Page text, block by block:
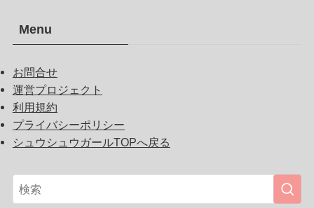
Menu
お問合せ
運営プロジェクト
利用規約
プライバシーポリシー
シュウシュウガールTOPへ戻る